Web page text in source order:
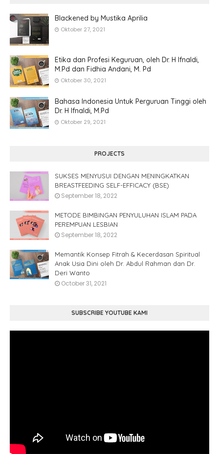
Blackened by Mustika Aprilia
Oktober 27, 2021
Etika dan Profesi Keguruan, oleh Dr. H Ifnaldi,
M.Pd dan Fidhia Andani, M. Pd
Oktober 30, 2021
Bahasa Indonesia Untuk Perguruan Tinggi oleh
Dr. H Ifnaldi, M.Pd
Oktober 29, 2021
PROJECTS
SUKSES MENYUSUI DENGAN MENINGKATKAN
BREASTFEEDING SELF-EFFICACY (BSE)
September 18, 2022
METODE BIMBINGAN PENYULUHAN ISLAM PADA
PEREMPUAN LESBIAN
September 18, 2022
Memantik Konsep Fitrah & Kecerdasan Spiritual
Anak Usia Dini oleh Dr. Abdul Rahman dan Dr.
Deri Wanto
October 31, 2021
SUBSCRIBE YOUTUBE KAMI